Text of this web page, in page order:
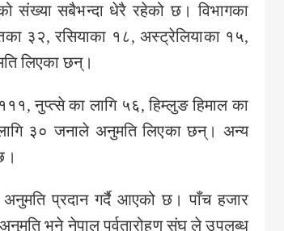
संख्या सबैभन्दा धेरै रहेको छ। विभागका
३२, रसियाका १८, अस्ट्रेलियाका १५,
लिएका छन्।
नुप्त्से का लागि ५६, हिम्लुङ हिमाल का
३० जनाले अनुमति लिएका छन्। अन्य
प्रदान गर्दै आएको छ। पाँच हजार
भने नेपाल पर्वतारोहण संघ ले उपलब्ध